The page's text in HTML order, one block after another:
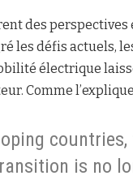
des perspectives
les défis actuels,
électrique
Comme
countries,
is no